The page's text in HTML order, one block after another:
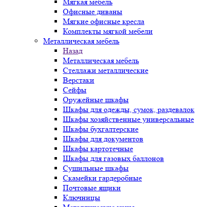
Офисные диваны
Мягкие офисные кресла
Комплекты мягкой мебели
Металлическая мебель
Назад
Металлическая мебель
Стеллажи металлические
Верстаки
Сейфы
Оружейные шкафы
Шкафы для одежды, сумок, раздевалок
Шкафы хозяйственные универсальные
Шкафы бухгалтерские
Шкафы для документов
Шкафы картотечные
Шкафы для газовых баллонов
Сушильные шкафы
Скамейки гардеробные
Почтовые ящики
Ключницы